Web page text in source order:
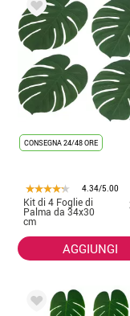
CONSEGNA 24/48 ORE
4.34/5.00
Kit di 4 Foglie di
Palma da 34x30
cm
AGGIUNGI